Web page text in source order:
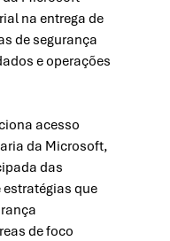
na entrega de
de segurança
e operações
acesso
da Microsoft,
das
que
de foco